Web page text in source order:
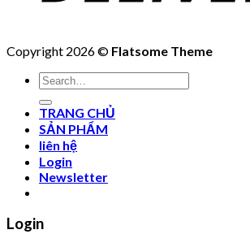
Copyright 2026 © Flatsome Theme
Search
for:
TRANG CHỦ
SẢN PHẨM
liên hệ
Login
Newsletter
Login